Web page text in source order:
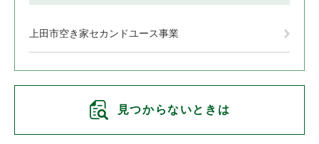
上田市空き家セカンドユース事業
見つからないときは